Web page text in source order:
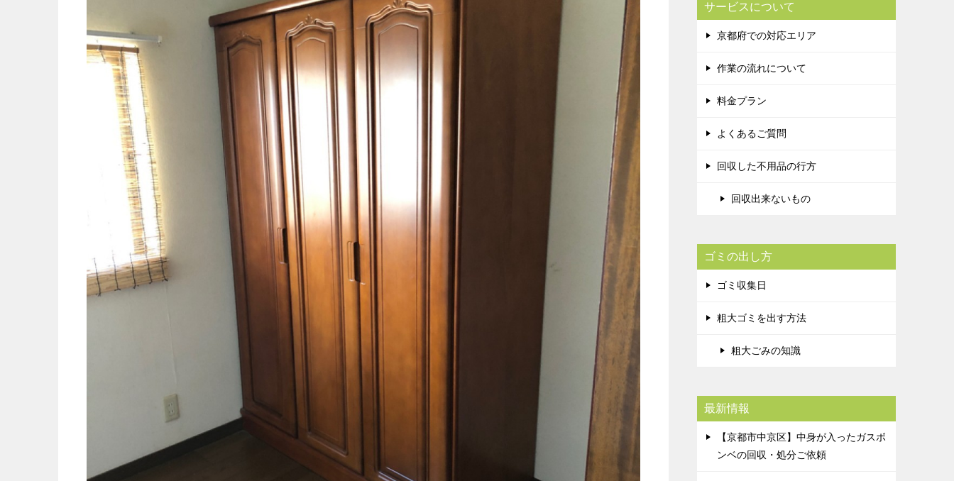
サービスについて
京都府での対応エリア
作業の流れについて
料金プラン
よくあるご質問
回収した不用品の行方
回収出来ないもの
ゴミの出し方
ゴミ収集日
粗大ゴミを出す方法
粗大ごみの知識
最新情報
【京都市中京区】中身が入ったガスボ
ンベの回収・処分ご依頼